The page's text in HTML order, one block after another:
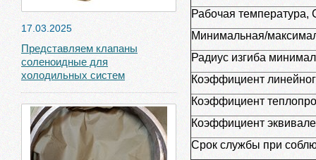
17.03.2025
Представляем клапаны
соленоидные для
холодильных систем
Рабочая температура,
Минимальная/
Радиус изгиба
Коэффициент
Коэффициент
Коэффициент
Срок службы при